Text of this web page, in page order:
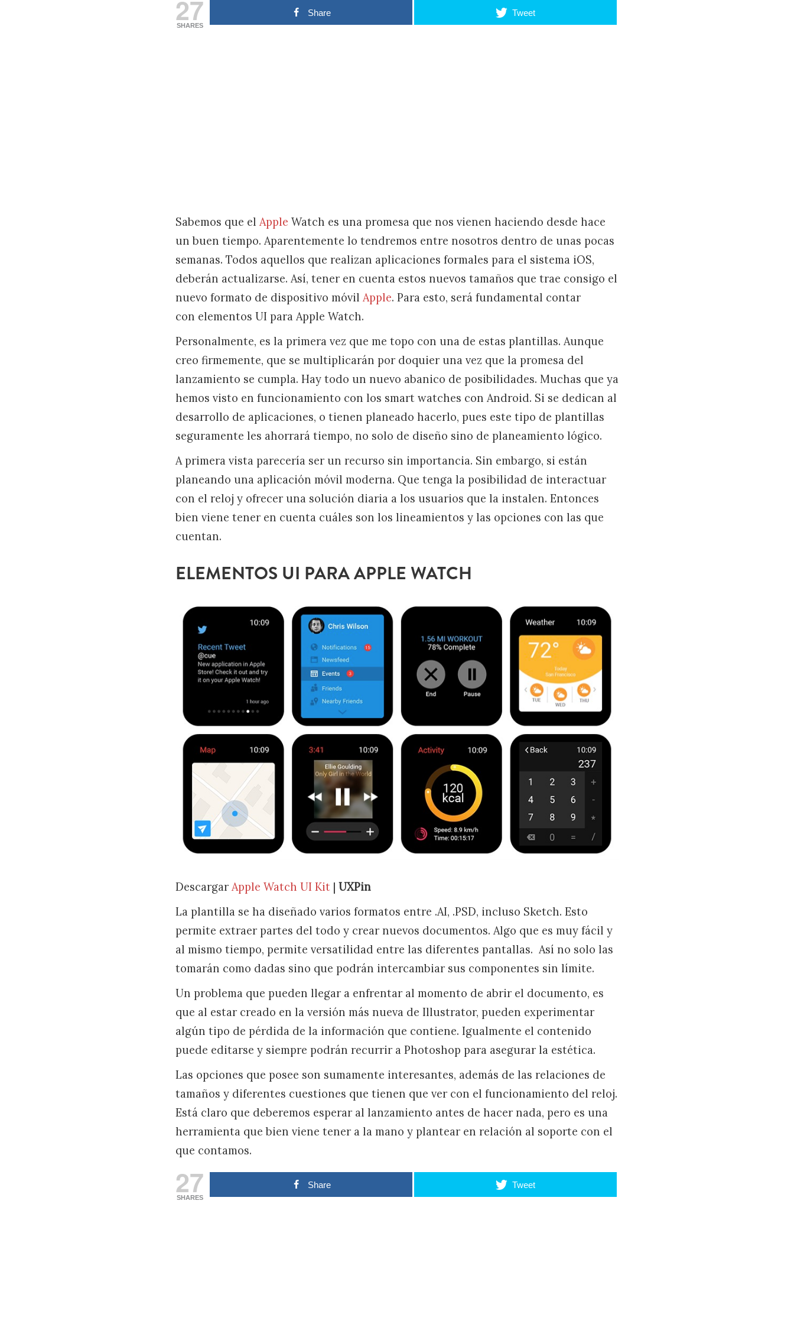
27
SHARES
Share Tweet
Sabemos que el Apple Watch es una promesa que nos vienen haciendo desde hace
un buen tiempo. Aparentemente lo tendremos entre nosotros dentro de unas pocas
semanas. Todos aquellos que realizan aplicaciones formales para el sistema iOS,
deberán actualizarse. Así, tener en cuenta estos nuevos tamaños que trae consigo el
nuevo formato de dispositivo móvil Apple. Para esto, será fundamental contar
con elementos UI para Apple Watch.
Personalmente, es la primera vez que me topo con una de estas plantillas. Aunque
creo firmemente, que se multiplicarán por doquier una vez que la promesa del
lanzamiento se cumpla. Hay todo un nuevo abanico de posibilidades. Muchas que ya
hemos visto en funcionamiento con los smart watches con Android. Si se dedican al
desarrollo de aplicaciones, o tienen planeado hacerlo, pues este tipo de plantillas
seguramente les ahorrará tiempo, no solo de diseño sino de planeamiento lógico.
A primera vista parecería ser un recurso sin importancia. Sin embargo, si están
planeando una aplicación móvil moderna. Que tenga la posibilidad de interactuar
con el reloj y ofrecer una solución diaria a los usuarios que la instalen. Entonces
bien viene tener en cuenta cuáles son los lineamientos y las opciones con las que
cuentan.
ELEMENTOS UI PARA APPLE WATCH
Descargar Apple Watch UI Kit | UXPin
La plantilla se ha diseñado varios formatos entre .AI, .PSD, incluso Sketch. Esto
permite extraer partes del todo y crear nuevos documentos. Algo que es muy fácil y
al mismo tiempo, permite versatilidad entre las diferentes pantallas. Así no solo las
tomarán como dadas sino que podrán intercambiar sus componentes sin límite.
Un problema que pueden llegar a enfrentar al momento de abrir el documento, es
que al estar creado en la versión más nueva de Illustrator, pueden experimentar
algún tipo de pérdida de la información que contiene. Igualmente el contenido
puede editarse y siempre podrán recurrir a Photoshop para asegurar la estética.
Las opciones que posee son sumamente interesantes, además de las relaciones de
tamaños y diferentes cuestiones que tienen que ver con el funcionamiento del reloj.
Está claro que deberemos esperar al lanzamiento antes de hacer nada, pero es una
herramienta que bien viene tener a la mano y plantear en relación al soporte con el
que contamos.
27
SHARES
Share Tweet